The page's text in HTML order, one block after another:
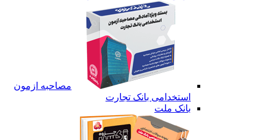
مصاحبه ازمون
استخدامی بانک تجارت
بانک ملت